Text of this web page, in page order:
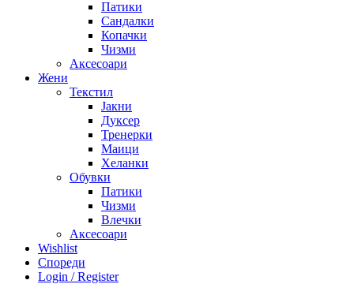
Патики
Сандалки
Копачки
Чизми
Аксесоари
Жени
Текстил
Јакни
Дуксер
Тренерки
Маици
Хеланки
Обувки
Патики
Чизми
Влечки
Аксесоари
Wishlist
Спореди
Login / Register